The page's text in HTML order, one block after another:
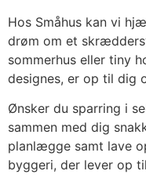
Hos Småhus kan vi
drøm om et
sommerhus eller tiny
designes, er op til dig
Ønsker du sparring i
sammen med dig
planlægge samt lave
byggeri, der lever op